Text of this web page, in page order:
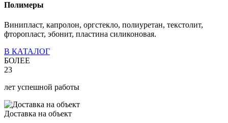
Полимеры
Винипласт, капролон, оргстекло, полиуретан, текстолит,
фторопласт, эбонит, пластина силиконовая.
В КАТАЛОГ
БОЛЕЕ
23
лет успешной работы
Доставка на объект